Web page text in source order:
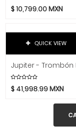
Domino
El Cometa
Ember
EMO
$10,799.00 MXN
QUICK VIEW
$ 41,998.99 MXN